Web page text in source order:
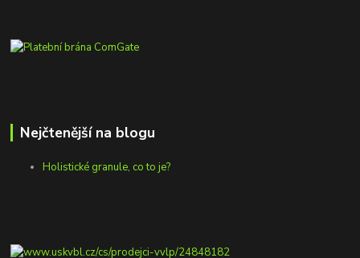
Nejčtenější na blogu
Holistické granule, co to je?